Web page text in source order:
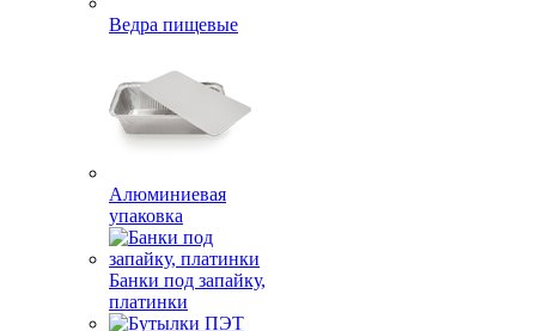
Ведра пищевые
Алюминиевая
упаковка
Банки под запайку,
платинки